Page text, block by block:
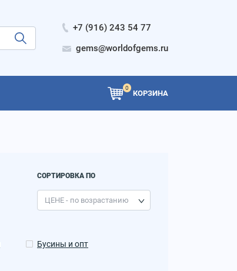
+7 (916) 243 54 77
gems@worldofgems.ru
0
КОРЗИНА
СОРТИРОВКА ПО
Бусины и опт